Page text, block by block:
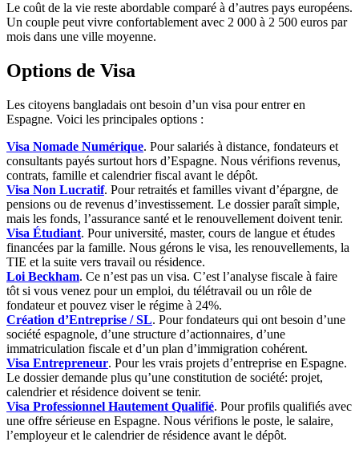
Le coût de la vie reste abordable comparé à d’autres pays européens.
Un couple peut vivre confortablement avec 2 000 à 2 500 euros par
mois dans une ville moyenne.
Options de Visa
Les citoyens bangladais ont besoin d’un visa pour entrer en
Espagne. Voici les principales options :
Visa Nomade Numérique. Pour salariés à distance, fondateurs et
consultants payés surtout hors d’Espagne. Nous vérifions revenus,
contrats, famille et calendrier fiscal avant le dépôt.
Visa Non Lucratif. Pour retraités et familles vivant d’épargne, de
pensions ou de revenus d’investissement. Le dossier paraît simple,
mais les fonds, l’assurance santé et le renouvellement doivent tenir.
Visa Étudiant. Pour université, master, cours de langue et études
financées par la famille. Nous gérons le visa, les renouvellements, la
TIE et la suite vers travail ou résidence.
Loi Beckham. Ce n’est pas un visa. C’est l’analyse fiscale à faire
tôt si vous venez pour un emploi, du télétravail ou un rôle de
fondateur et pouvez viser le régime à 24%.
Création d’Entreprise / SL. Pour fondateurs qui ont besoin d’une
société espagnole, d’une structure d’actionnaires, d’une
immatriculation fiscale et d’un plan d’immigration cohérent.
Visa Entrepreneur. Pour les vrais projets d’entreprise en Espagne.
Le dossier demande plus qu’une constitution de société: projet,
calendrier et résidence doivent se tenir.
Visa Professionnel Hautement Qualifié. Pour profils qualifiés avec
une offre sérieuse en Espagne. Nous vérifions le poste, le salaire,
l’employeur et le calendrier de résidence avant le dépôt.